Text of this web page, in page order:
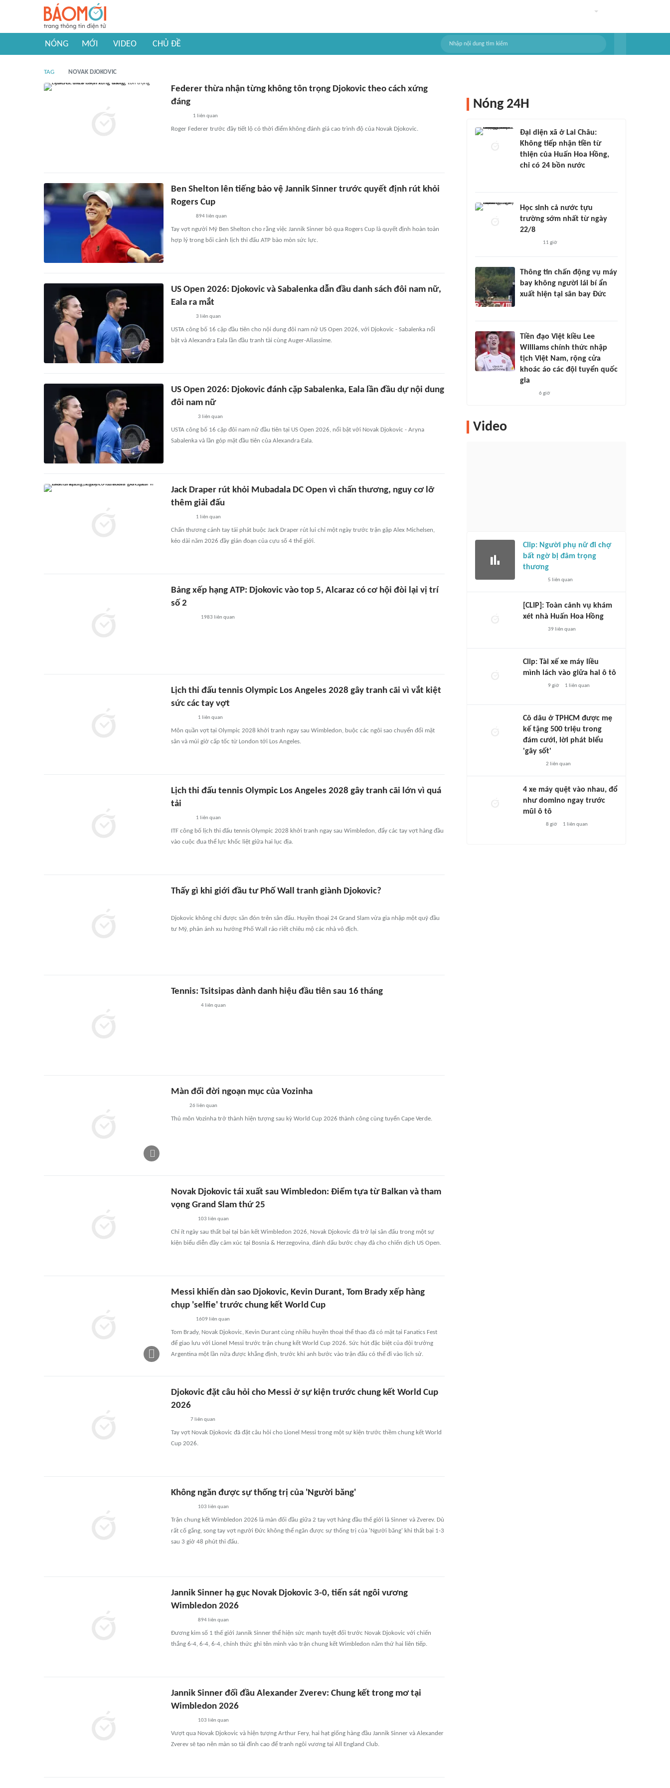
NÓNG MỚI VIDEO CHỦ ĐỀ
TAG NOVAK DJOKOVIC
Federer thừa nhận từng không tôn trọng Djokovic theo cách xứng
đáng
1 liên quan
Roger Federer trước đây tiết lộ có thời điểm không đánh giá cao trình độ của Novak Djokovic.
Ben Shelton lên tiếng bảo vệ Jannik Sinner trước quyết định rút khỏi
Rogers Cup
894liên quan
Tay vợt người Mỹ Ben Shelton cho rằng việc Jannik Sinner bỏ qua Rogers Cup là quyết định hoàn toàn
hợp lý trong bối cảnh lịch thi đấu ATP bào mòn sức lực.
US Open 2026: Djokovic và Sabalenka dẫn đầu danh sách đôi nam nữ,
Eala ra mắt
3 liên quan
USTA công bố 16 cặp đầu tiên cho nội dung đôi nam nữ US Open 2026, với Djokovic - Sabalenka nổi
bật và Alexandra Eala lần đầu tranh tài cùng Auger-Aliassime.
US Open 2026: Djokovic đánh cặp Sabalenka, Eala lần đầu dự nội dung
đôi nam nữ
3 liên quan
USTA công bố 16 cặp đôi nam nữ đầu tiên tại US Open 2026, nổi bật với Novak Djokovic - Aryna
Sabalenka và lần góp mặt đầu tiên của Alexandra Eala.
Jack Draper rút khỏi Mubadala DC Open vì chấn thương, nguy cơ lỡ
thêm giải đấu
1 liên quan
Chấn thương cánh tay tái phát buộc Jack Draper rút lui chỉ một ngày trước trận gặp Alex Michelsen,
kéo dài năm 2026 đầy gián đoạn của cựu số 4 thế giới.
Bảng xếp hạng ATP: Djokovic vào top 5, Alcaraz có cơ hội đòi lại vị trí
số 2
1983 liên quan
Lịch thi đấu tennis Olympic Los Angeles 2028 gây tranh cãi vì vắt kiệt
sức các tay vợt
1 liên quan
Môn quần vợt tại Olympic 2028 khởi tranh ngay sau Wimbledon, buộc các ngôi sao chuyển đổi mặt
sân và múi giờ cấp tốc từ London tới Los Angeles.
Lịch thi đấu tennis Olympic Los Angeles 2028 gây tranh cãi lớn vì quá
tải
1 liên quan
ITF công bố lịch thi đấu tennis Olympic 2028 khởi tranh ngay sau Wimbledon, đẩy các tay vợt hàng đầu
vào cuộc đua thể lực khốc liệt giữa hai lục địa.
Thấy gì khi giới đầu tư Phố Wall tranh giành Djokovic?
Djokovic không chỉ được săn đón trên sân đấu. Huyền thoại 24 Grand Slam vừa gia nhập một quỹ đầu
tư Mỹ, phản ánh xu hướng Phố Wall ráo riết chiêu mộ các nhà vô địch.
Tennis: Tsitsipas dành danh hiệu đầu tiên sau 16 tháng
4 liên quan
Màn đổi đời ngoạn mục của Vozinha
26 liên quan
Thủ môn Vozinha trở thành hiện tượng sau kỳ World Cup 2026 thành công cùng tuyển Cape Verde.
Novak Djokovic tái xuất sau Wimbledon: Điểm tựa từ Balkan và tham
vọng Grand Slam thứ 25
103 liên quan
Chỉ ít ngày sau thất bại tại bán kết Wimbledon 2026, Novak Djokovic đã trở lại sân đấu trong một sự
kiện biểu diễn đầy cảm xúc tại Bosnia & Herzegovina, đánh dấu bước chạy đà cho chiến dịch US Open.
Messi khiến dàn sao Djokovic, Kevin Durant, Tom Brady xếp hàng
chụp 'selfie' trước chung kết World Cup
1609 liên quan
Tom Brady, Novak Djokovic, Kevin Durant cùng nhiều huyền thoại thể thao đã có mặt tại Fanatics Fest
để giao lưu với Lionel Messi trước trận chung kết World Cup 2026. Sức hút đặc biệt của đội trưởng
Argentina một lần nữa được khẳng định, trước khi anh bước vào trận đấu có thể đi vào lịch sử.
Djokovic đặt câu hỏi cho Messi ở sự kiện trước chung kết World Cup
2026
7 liên quan
Tay vợt Novak Djokovic đã đặt câu hỏi cho Lionel Messi trong một sự kiện trước thềm chung kết World
Cup 2026.
Không ngăn được sự thống trị của 'Người băng'
103 liên quan
Trận chung kết Wimbledon 2026 là màn đối đầu giữa 2 tay vợt hàng đầu thế giới là Sinner và Zverev. Dù
rất cố gắng, song tay vợt người Đức không thể ngăn được sự thống trị của 'Người băng' khi thất bại 1-3
sau 3 giờ 48 phút thi đấu.
Jannik Sinner hạ gục Novak Djokovic 3-0, tiến sát ngôi vương
Wimbledon 2026
894 liên quan
Đương kim số 1 thế giới Jannik Sinner thể hiện sức mạnh tuyệt đối trước Novak Djokovic với chiến
thắng 6-4, 6-4, 6-4, chính thức ghi tên mình vào trận chung kết Wimbledon năm thứ hai liên tiếp.
Jannik Sinner đối đầu Alexander Zverev: Chung kết trong mơ tại
Wimbledon 2026
103 liên quan
Vượt qua Novak Djokovic và hiện tượng Arthur Fery, hai hạt giống hàng đầu Jannik Sinner và Alexander
Zverev sẽ tạo nên màn so tài đỉnh cao để tranh ngôi vương tại All England Club.
Nóng 24H
Đại diện xã ở Lai Châu:
Không tiếp nhận tiền từ
thiện của Huấn Hoa Hồng,
chỉ có 24 bồn nước
Học sinh cả nước tựu
trường sớm nhất từ ngày
22/8
11 giờ
Thông tin chấn động vụ máy
bay không người lái bí ẩn
xuất hiện tại sân bay Đức
Tiền đạo Việt kiều Lee
Williams chính thức nhập
tịch Việt Nam, rộng cửa
khoác áo các đội tuyển quốc
gia
6 giờ
Video
Clip: Người phụ nữ đi chợ
bất ngờ bị đâm trọng
thương
5 liên quan
[CLIP]: Toàn cảnh vụ khám
xét nhà Huấn Hoa Hồng
39 liên quan
Clip: Tài xế xe máy liều
mình lách vào giữa hai ô tô
9 giờ 1 liên quan
Cô dâu ở TPHCM được mẹ
kế tặng 500 triệu trong
đám cưới, lời phát biểu
'gây sốt'
2 liên quan
4 xe máy quệt vào nhau, đổ
như domino ngay trước
mũi ô tô
8 giờ 1 liên quan